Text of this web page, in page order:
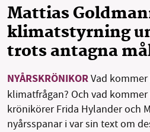
MILJÖFAKTA
OM OSS
Sök Sparade
Facebook
Mattias
klimatstyrning
trots antagna
NYÅRSKRÖNIKORVad
klimatfrågan? Och vad kommer
krönikörer Frida Hylander och
nyårsspanar i var sin text om